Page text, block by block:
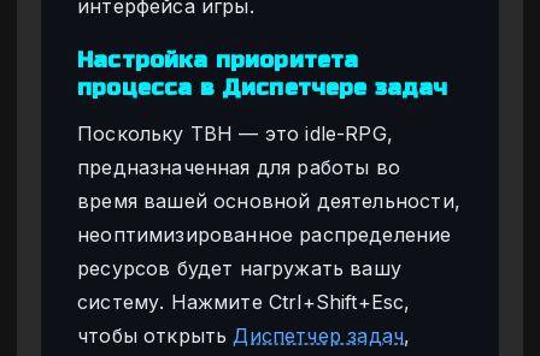
интерфейса игры.
Настройка приоритета
процесса в Диспетчере задач
Поскольку TBH — это idle-RPG,
предназначенная для работы во
время вашей основной деятельности,
неоптимизированное распределение
ресурсов будет нагружать вашу
систему. Нажмите Ctrl+Shift+Esc,
чтобы открытьДиспетчер задач,